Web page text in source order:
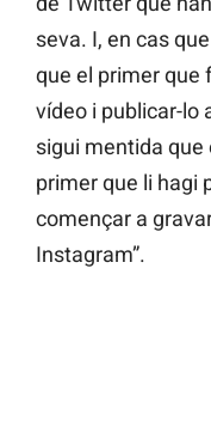
seva. I, en cas
que el primer que
vídeo i publicar-lo
sigui mentida que
primer que li hagi
començar a
Instagram”.